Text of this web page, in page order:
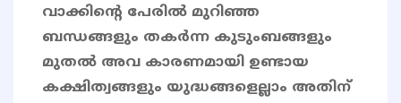
വാക്കിന്റെ പേരിൽ മുറിഞ്ഞ
ബന്ധങ്ങളും തകർന്ന കുടുംബങ്ങളും
മുതൽ അവ കാരണമായി ഉണ്ടായ
കക്ഷിത്വങ്ങളും യുദ്ധങ്ങളെല്ലാം അതിന്